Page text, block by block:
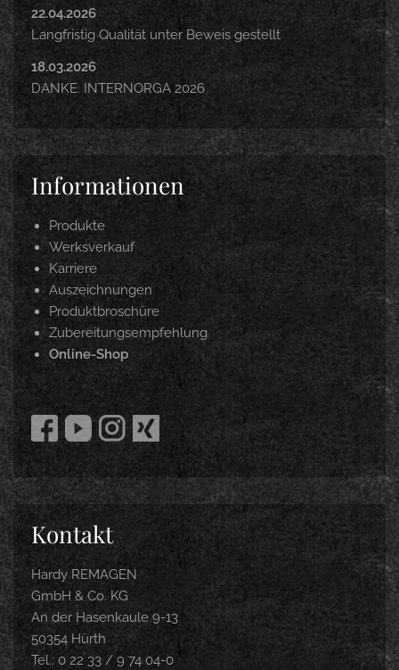
22.04.2026
Langfristig Qualität unter Beweis gestellt
18.03.2026
DANKE. INTERNORGA 2026
Informationen
Produkte
Werksverkauf
Karriere
Auszeichnungen
Produktbroschüre
Zubereitungsempfehlung
Online-Shop
Kontakt
Hardy REMAGEN
GmbH & Co. KG
An der Hasenkaule 9-13
50354 Hürth
Tel.: 0 22 33 / 9 74 04-0